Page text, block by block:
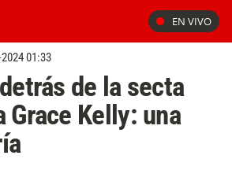
EN VIVO
01:33
de la secta
Grace Kelly: una